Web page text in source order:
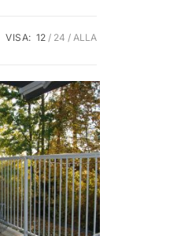
VISA: 12 24 ALLA